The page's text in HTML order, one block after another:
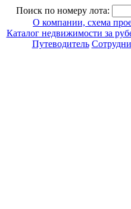
Поиск по номеру лота:
О компании, схема
Каталог недвижимости за
Путеводитель